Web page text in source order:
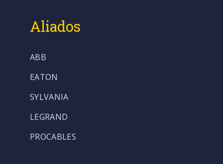
Aliados
ABB
EATON
SYLVANIA
LEGRAND
PROCABLES